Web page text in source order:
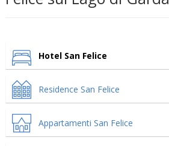
Hotel San Felice
Residence San Felice
Appartamenti San Felice